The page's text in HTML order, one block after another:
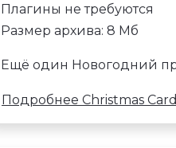
Плагины не требуются
Размер архива: 8 Мб
Ещё один Новогодний
Подробнее Christmas Card